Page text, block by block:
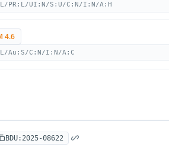
PR:L/UI:N/S:U/C:N/I:N/A:H
4.6
Au:S/C:N/I:N/A:C
BDU:2025-08622